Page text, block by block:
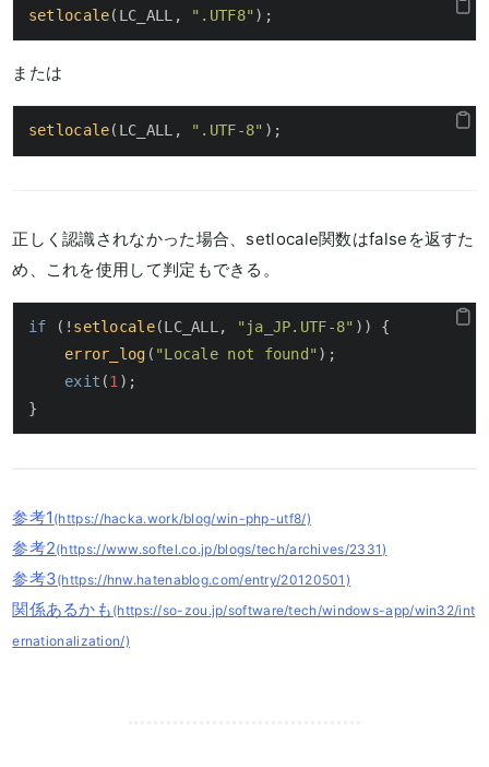
setlocale(LC_ALL, ".UTF8" );
または
setlocale(LC_ALL, ".UTF-8" );
正しく認識されなかった場合、setlocale関数はfalseを返すた
め、これを使用して判定もできる。
if (! setlocale(LC_ALL, "ja_JP.UTF-8" )) {
error_log ( "Locale not found" );
exit (1 );
}
参考1 (https://hacka.work/blog/win-php-utf8/)
参考2(https://www.softel.co.jp/blogs/tech/archives/2331)
参考3(https://hnw.hatenablog.com/entry/20120501)
関係あるかも (https://so-zou.jp/software/tech/windows-app/win32/int
ernationalization/)